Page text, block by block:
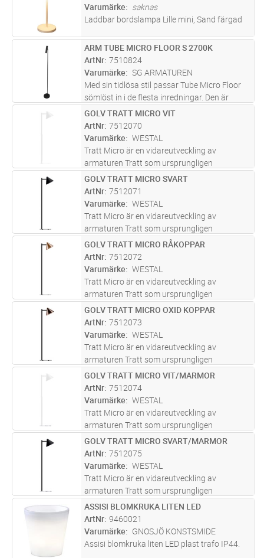
Varumärke
saknas
Laddbar bordslampa Lille mini, Sand färgad
ST Lägg i kundvagn
ARM TUBE MICRO FLOOR S 2700K
ArtNr 7510824
Varumärke
SG ARMATUREN
Med sin tidlösa stil passar Tube Micro Floor
sömlöst in i de flesta inredningar. Den är
utformad för att vara både praktisk och
estetiskt tilltalande och har därför mycket
flexibla användningsområden
ST Lägg i kundvagn
GOLV TRATT MICRO VIT
ArtNr 7512070
Varumärke
WESTAL
Tratt Micro är en vidareutveckling av
armaturen Tratt som ursprungligen
designades av Holger Johansson, och nu
omarbetats av Studio Westal i en modern
tappning. Tillverkad i rostfritt stål i två
olik...läs mer
ST Lägg i kundvagn
GOLV TRATT MICRO SVART
ArtNr 7512071
Varumärke
WESTAL
Tratt Micro är en vidareutveckling av
armaturen Tratt som ursprungligen
designades av Holger Johansson, och nu
omarbetats av Studio Westal i en modern
tappning. Tillverkad i rostfritt stål i två
olik...läs mer
ST Lägg i kundvagn
GOLV TRATT MICRO RÅKOPPAR
ArtNr 7512072
Varumärke
WESTAL
Tratt Micro är en vidareutveckling av
armaturen Tratt som ursprungligen
designades av Holger Johansson, och nu
omarbetats av Studio Westal i en modern
tappning. Tillverkad i rostfritt stål i två
olik...läs mer
ST Lägg i kundvagn
GOLV TRATT MICRO OXID KOPPAR
ArtNr 7512073
Varumärke
WESTAL
Tratt Micro är en vidareutveckling av
armaturen Tratt som ursprungligen
designades av Holger Johansson, och nu
omarbetats av Studio Westal i en modern
tappning. Tillverkad i rostfritt stål i två
olik...läs mer
ST Lägg i kundvagn
GOLV TRATT MICRO VIT/MARMOR
ArtNr 7512074
Varumärke
WESTAL
Tratt Micro är en vidareutveckling av
armaturen Tratt som ursprungligen
designades av Holger Johansson, och nu
omarbetats av Studio Westal i en modern
tappning. Tillverkad i rostfritt stål i två
olik...läs mer
ST Lägg i kundvagn
GOLV TRATT MICRO SVART/MARMOR
ArtNr 7512075
Varumärke
WESTAL
Tratt Micro är en vidareutveckling av
armaturen Tratt som ursprungligen
designades av Holger Johansson, och nu
omarbetats av Studio Westal i en modern
tappning. Tillverkad i rostfritt stål i två
olik...läs mer
ST Lägg i kundvagn
ASSISI BLOMKRUKA LITEN LED
ArtNr 9460021
Varumärke
GNOSJÖ KONSTSMIDE
Assisi blomkruka liten LED plast trafo IP44.